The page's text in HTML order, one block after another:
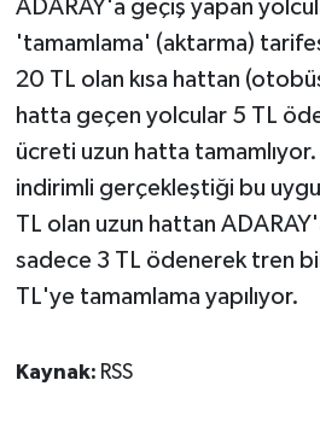
ADARAY'a geçiş yapan
'tamamlama' (aktarma)
20 TL olan kısa hattan
hatta geçen yolcular 5 TL
ücreti uzun hatta
indirimli gerçekleştiği bu
TL olan uzun hattan
sadece 3 TL ödenerek tren
TL'ye tamamlama yapılıyor.
Kaynak: RSS